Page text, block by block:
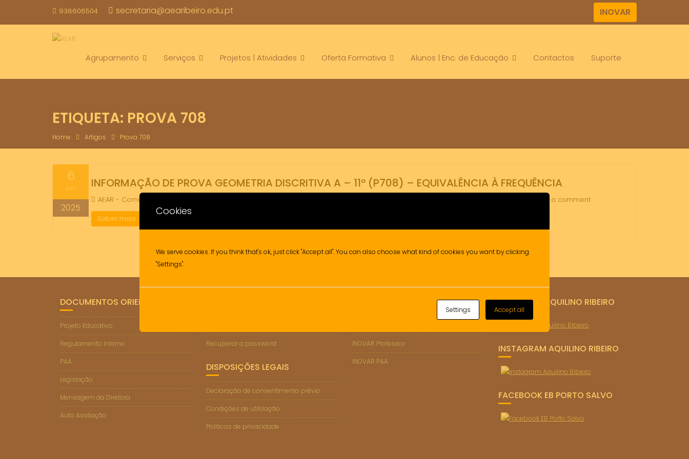
938606504 secretaria@aearibeiro.edu.pt INOVAR
Agrupamento Serviços Projetos | Atividades Oferta Formativa Alunos | Enc. de Educação Contactos Suporte
ETIQUETA: PROVA 708
Home Artigos Prova 708
6
Jun
2025
INFORMAÇÃO DE PROVA GEOMETRIA DISCRITIVA A – 11º (P708) – EQUIVALÊNCIA À FREQUÊNCIA
AEAR - Comunicação
Leave a comment
Saber mais
DOCUMENTOS ORIENTADORES
Projeto Educativo
Regulamento interno
PAA
Legislação
Mensagem da Diretora
Auto Avaliação
Recuperar a password
DISPOSIÇÕES LEGAIS
Declaração de consentimento prévio
Condições de utilização
Politicas de privacidade
INOVAR Professor
INOVAR PAA
FACEBOOK AQUILINO RIBEIRO
INSTAGRAM AQUILINO RIBEIRO
FACEBOOK EB PORTO SALVO
Cookies
We serve cookies. If you think that's ok, just click "Accept all". You can also choose what kind of cookies you want by clicking
"Settings".
Settings Accept all